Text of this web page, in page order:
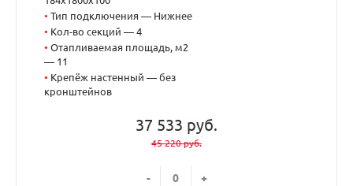
• Тип подключения — Нижнее
• Кол-во секций — 4
• Отапливаемая площадь, м2
— 11
• Крепёж настенный — без
кронштейнов
37 533 руб.
45 220 руб.
- +